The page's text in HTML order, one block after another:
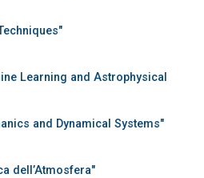
Learning and Astrophysical
and Dynamical Systems"
dell’Atmosfera"